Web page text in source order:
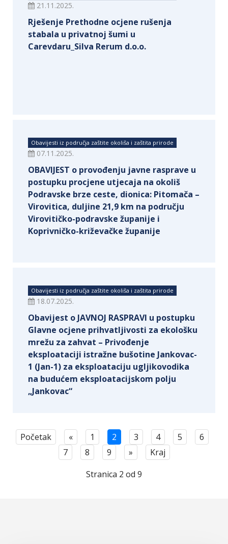
21.11.2025.
Rješenje Prethodne ocjene rušenja
stabala u privatnoj šumi u
Carevdaru_Silva Rerum d.o.o.
Obavijesti iz područja zaštite okoliša i zaštita prirode
07.11.2025.
OBAVIJEST o provođenju javne rasprave u
postupku procjene utjecaja na okoliš
Podravske brze ceste, dionica: Pitomača –
Virovitica, duljine 21,9 km na području
Virovitičko-podravske županije i
Koprivničko-križevačke županije
Obavijesti iz područja zaštite okoliša i zaštita prirode
18.07.2025.
Obavijest o JAVNOJ RASPRAVI u postupku
Glavne ocjene prihvatljivosti za ekološku
mrežu za zahvat – Privođenje
eksploataciji istražne bušotine Jankovac-
1 (Jan-1) za eksploataciju ugljikovodika
na budućem eksploatacijskom polju
„Jankovac“
Početak « 1 2 3 4 5
6
7
8 9 »
Kraj
Stranica 2 od 9